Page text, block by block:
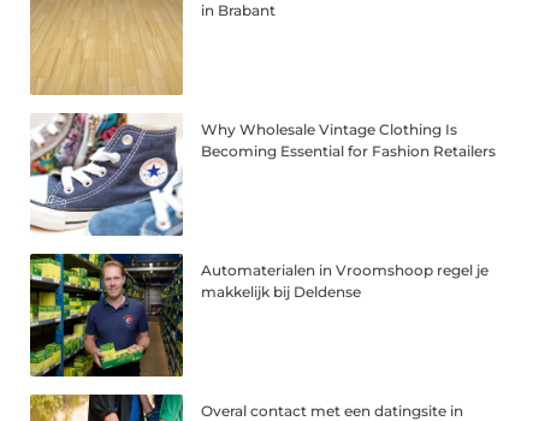
in Brabant
Why Wholesale Vintage Clothing Is
Becoming Essential for Fashion Retailers
Automaterialen in Vroomshoop regel je
makkelijk bij Deldense
Overal contact met een datingsite in